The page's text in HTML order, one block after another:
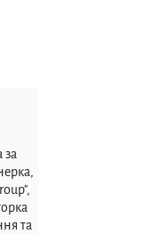
за
та